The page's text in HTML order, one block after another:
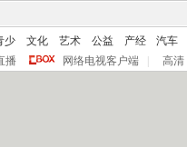
少 文化 艺术 公益 产经 汽车
播 网络电视客户端 高清